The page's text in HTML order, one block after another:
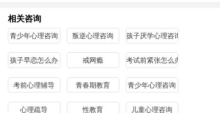
相关咨询
青少年心理咨询 叛逆心理咨询 孩子厌学心理咨询
孩子早恋怎么办 戒网瘾 考试前紧张怎么办
考前心理辅导 青春期教育 青少年心理咨询
心理疏导 性教育 儿童心理咨询